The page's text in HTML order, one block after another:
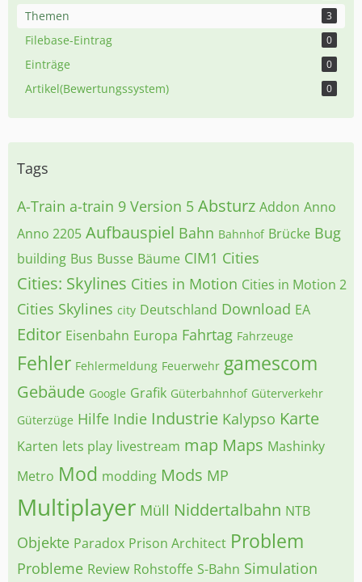
Themen 3
Filebase-Eintrag 0
Einträge 0
Artikel(Bewertungssystem) 0
Tags
A-Train a-train 9 Version 5 Absturz Addon Anno
Anno 2205 Aufbauspiel Bahn Bahnhof Brücke Bug
building Bus Busse Bäume CIM1 Cities
Cities: Skylines Cities in Motion Cities in Motion 2
Cities Skylines city Deutschland Download EA
Editor Eisenbahn Europa Fahrtag Fahrzeuge
Fehler Fehlermeldung Feuerwehr gamescom
Gebäude Google Grafik Güterbahnhof Güterverkehr
Güterzüge Hilfe Indie Industrie Kalypso Karte
Karten lets play livestream map Maps Mashinky
Metro Mod modding Mods MP
Multiplayer Müll Niddertalbahn NTB
Objekte Paradox Prison Architect Problem
Probleme Review Rohstoffe S-Bahn Simulation